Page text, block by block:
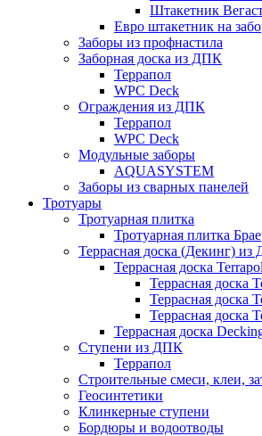
Штакетник
Евро штакетник на
Заборы из профнастила
Заборная доска из ДПК
Террапол
WPC Deck
Ограждения из ДПК
Террапол
WPC Deck
Модульные заборы
AQUASYSTEM
Заборы из сварных панелей
Тротуары
Тротуарная плитка
Тротуарная плитка
Террасная доска (Декинг)
Террасная доска
Террасная доска
Террасная доска
Террасная доска
Террасная доска
Ступени из ДПК
Террапол
Строительные смеси, клеи,
Геосинтетики
Клинкерные ступени
Бордюры и водоотводы